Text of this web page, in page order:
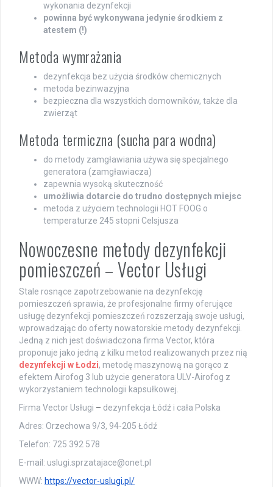
wykonania dezynfekcji
powinna być wykonywana jedynie środkiem z
atestem (!)
Metoda wymrażania
dezynfekcja bez użycia środków chemicznych
metoda bezinwazyjna
bezpieczna dla wszystkich domowników, także dla
zwierząt
Metoda termiczna (sucha para wodna)
do metody zamgławiania używa się specjalnego
generatora (zamgławiacza)
zapewnia wysoką skuteczność
umożliwia dotarcie do trudno dostępnych miejsc
metoda z użyciem technologii HOT FOOG o
temperaturze 245 stopni Celsjusza
Nowoczesne metody dezynfekcji
pomieszczeń – Vector Usługi
Stale rosnące zapotrzebowanie na dezynfekcję
pomieszczeń sprawia, że profesjonalne firmy oferujące
usługę dezynfekcji pomieszczeń rozszerzają swoje usługi,
wprowadzając do oferty nowatorskie metody dezynfekcji.
Jedną z nich jest doświadczona firma Vector, która
proponuje jako jedną z kilku metod realizowanych przez nią
dezynfekcji w Łodzi, metodę maszynową na gorąco z
efektem Airofog 3 lub użycie generatora ULV-Airofog z
wykorzystaniem technologii kapsułkowej.
Firma Vector Usługi – dezynfekcja Łódź i cała Polska
Adres: Orzechowa 9/3, 94-205 Łódź
Telefon: 725 392 578
E-mail: uslugi.sprzatajace@onet.pl
WWW: https://vector-uslugi.pl/